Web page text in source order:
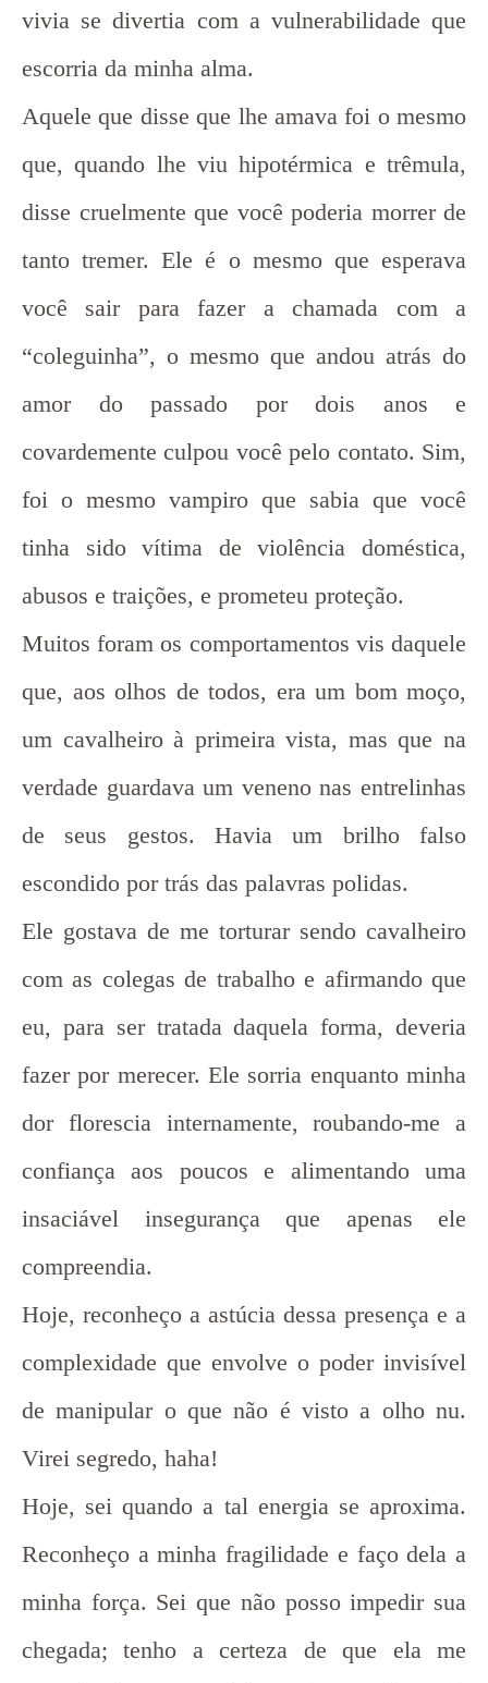
vivia se divertia com a vulnerabilidade que
escorria da minha alma.
Aquele que disse que lhe amava foi o mesmo
que, quando lhe viu hipotérmica e trêmula,
disse cruelmente que você poderia morrer de
tanto tremer. Ele é o mesmo que esperava
você sair para fazer a chamada com a
“coleguinha”, o mesmo que andou atrás do
amor do passado por dois anos e
covardemente culpou você pelo contato. Sim,
foi o mesmo vampiro que sabia que você
tinha sido vítima de violência doméstica,
abusos e traições, e prometeu proteção.
Muitos foram os comportamentos vis daquele
que, aos olhos de todos, era um bom moço,
um cavalheiro à primeira vista, mas que na
verdade guardava um veneno nas entrelinhas
de seus gestos. Havia um brilho falso
escondido por trás das palavras polidas.
Ele gostava de me torturar sendo cavalheiro
com as colegas de trabalho e afirmando que
eu, para ser tratada daquela forma, deveria
fazer por merecer. Ele sorria enquanto minha
dor florescia internamente, roubando-me a
confiança aos poucos e alimentando uma
insaciável insegurança que apenas ele
compreendia.
Hoje, reconheço a astúcia dessa presença e a
complexidade que envolve o poder invisível
de manipular o que não é visto a olho nu.
Virei segredo, haha!
Hoje, sei quando a tal energia se aproxima.
Reconheço a minha fragilidade e faço dela a
minha força. Sei que não posso impedir sua
chegada; tenho a certeza de que ela me